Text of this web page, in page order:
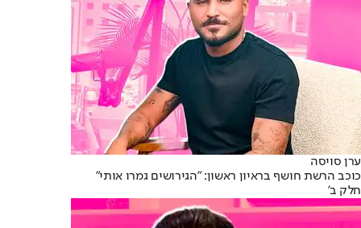
ערן סויסה
כוכב הרשת חושף בראיון ראשון: "הגירושים גמרו אותי"
חלק ב'